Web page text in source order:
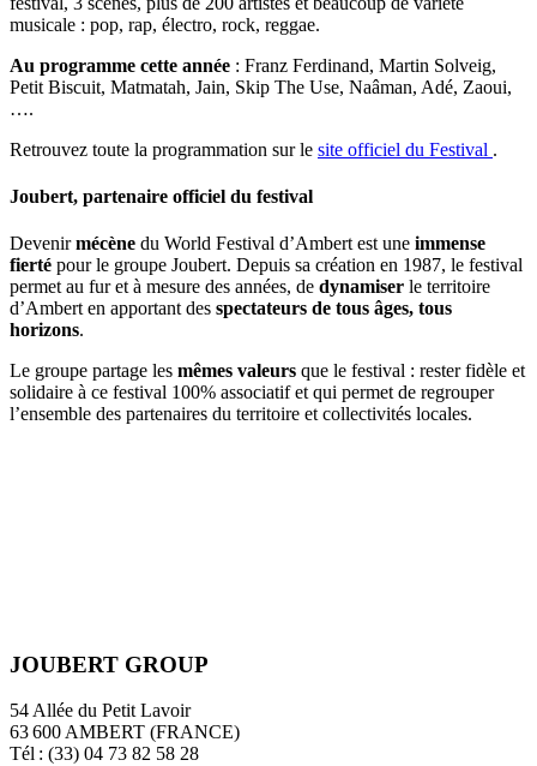
musicale : pop, rap, électro, rock, reggae.
Au programme cette année : Franz Ferdinand, Martin Solveig,
Petit Biscuit, Matmatah, Jain, Skip The Use, Naâman, Adé, Zaoui,
….
Retrouvez toute la programmation sur le site officiel du Festival .
Joubert, partenaire officiel du festival
Devenirmécène du World Festival d’Ambert est une immense
fierté pour le groupe Joubert. Depuis sa création en 1987, le festival
permet au fur et à mesure des années, de dynamiser le territoire
d’Ambert en apportant des spectateurs de tous âges, tous
horizons.
Le groupe partage les mêmes valeurs que le festival : rester fidèle et
solidaire à ce festival 100% associatif et qui permet de regrouper
l’ensemble des partenaires du territoire et collectivités locales.
JOUBERT GROUP
54 Allée du Petit Lavoir
63 600 AMBERT (FRANCE)
Tél : (33) 04 73 82 58 28